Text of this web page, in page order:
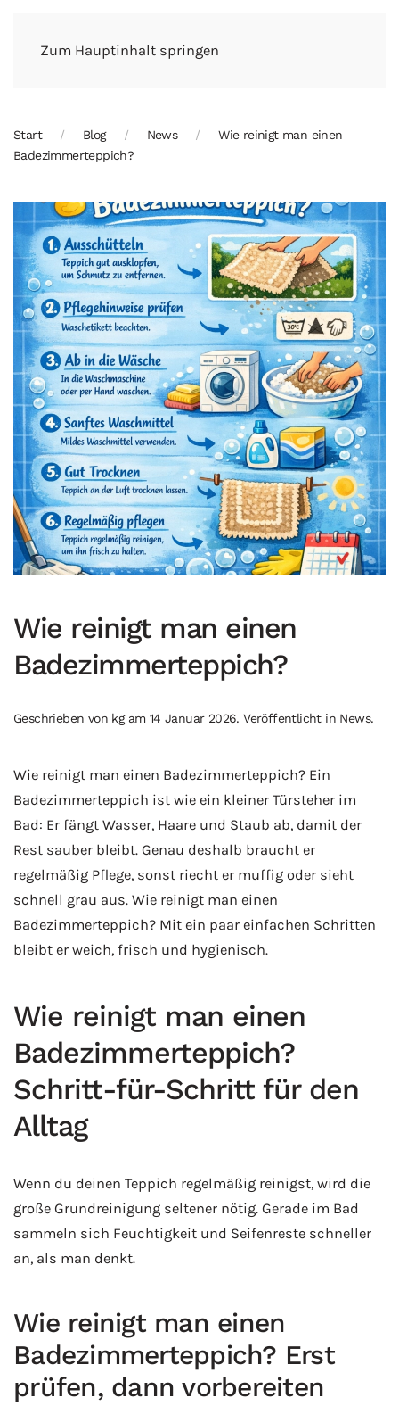
Zum Hauptinhalt springen
Start Blog News
Wie reinigt man einen
Badezimmerteppich?
Wie reinigt man einen
Badezimmerteppich?
Geschrieben von kgam 14 Januar 2026. Veröffentlicht in News.
Wie reinigt man einen Badezimmerteppich? Ein
Badezimmerteppich ist wie ein kleiner Türsteher im
Bad: Er fängt Wasser, Haare und Staub ab, damit der
Rest sauber bleibt. Genau deshalb braucht er
regelmäßig Pflege, sonst riecht er muffig oder sieht
schnell grau aus. Wie reinigt man einen
Badezimmerteppich? Mit ein paar einfachen Schritten
bleibt er weich, frisch und hygienisch.
Wie reinigt man einen
Badezimmerteppich?
Schritt-für-Schritt für den
Alltag
Wenn du deinen Teppich regelmäßig reinigst, wird die
große Grundreinigung seltener nötig. Gerade im Bad
sammeln sich Feuchtigkeit und Seifenreste schneller
an, als man denkt.
Wie reinigt man einen
Badezimmerteppich? Erst
prüfen, dann vorbereiten